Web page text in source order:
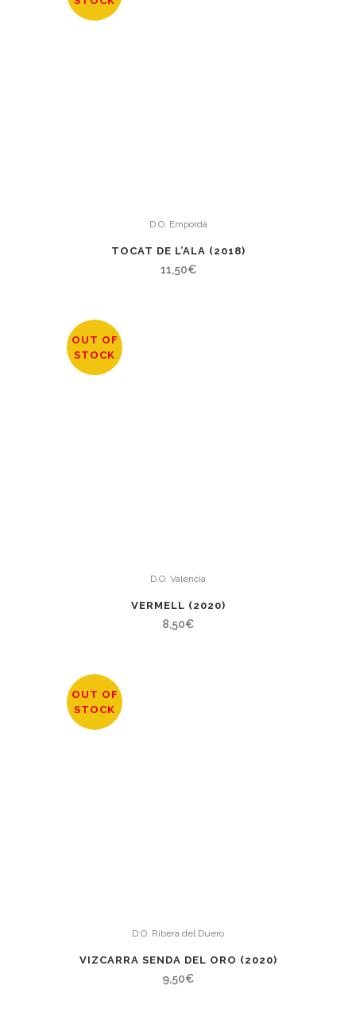
D.O. Empordá
TOCAT DE L’ALA (2018)
11,50€
OUT OF
STOCK
D.O. Valencia
VERMELL (2020)
8,50€
OUT OF
STOCK
D.O. Ribera del Duero
VIZCARRA SENDA DEL ORO (2020)
9,50€